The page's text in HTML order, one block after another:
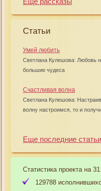
Статьи
Умей любить
Светлана Кулешова: Любовь
большие чудеса
Счастливая волна
Светлана Кулешова:
волну настроимся, то и
Еще последние статьи
Статистика проекта на
129788